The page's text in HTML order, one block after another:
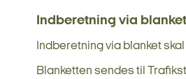
Indberetning via blanket
Indberetning via blanket
Blanketten sendes til